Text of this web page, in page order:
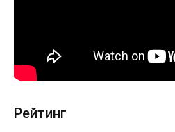
Рейтинг